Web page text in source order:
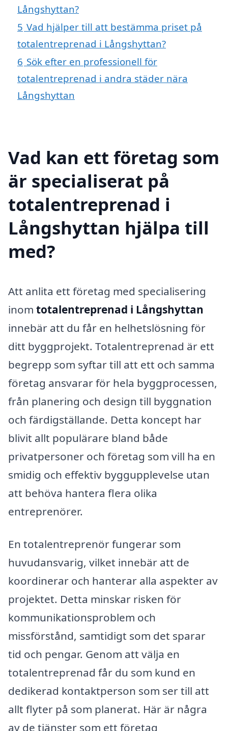
Långshyttan?
5 Vad hjälper till att bestämma priset på
totalentreprenad i Långshyttan?
6 Sök efter en professionell för
totalentreprenad i andra städer nära
Långshyttan
Vad kan ett företag som
är specialiserat på
totalentreprenad i
Långshyttan hjälpa till
med?
Att anlita ett företag med specialisering
inom totalentreprenad i Långshyttan
innebär att du får en helhetslösning för
ditt byggprojekt. Totalentreprenad är ett
begrepp som syftar till att ett och samma
företag ansvarar för hela byggprocessen,
från planering och design till byggnation
och färdigställande. Detta koncept har
blivit allt populärare bland både
privatpersoner och företag som vill ha en
smidig och effektiv byggupplevelse utan
att behöva hantera flera olika
entreprenörer.
En totalentreprenör fungerar som
huvudansvarig, vilket innebär att de
koordinerar och hanterar alla aspekter av
projektet. Detta minskar risken för
kommunikationsproblem och
missförstånd, samtidigt som det sparar
tid och pengar. Genom att välja en
totalentreprenad får du som kund en
dedikerad kontaktperson som ser till att
allt flyter på som planerat. Här är några
av de tjänster som ett företag